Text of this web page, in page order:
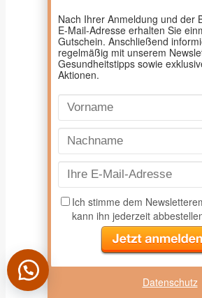
Marienapotheke 1140144
Meda Pharma6
Medice9
Medis9
Merz Pharma13
Montavit
Multi4
Mundipharma
Murnauers Bachblüten1
Mylan7
Nasic3
Nestle Health Science11
NICApur
Nicorette10
Norsan4
Novartis 4
Nurofen7
Nutropia Pharma GmbH1
NUXE2
Oekopharm30
Datenschutz